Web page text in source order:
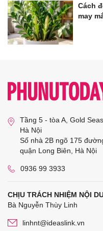
Cách
may
Tầng 5 - tòa A, Gold
Hà Nội
Số nhà 2B ngõ 175
quận Long Biên, Hà Nội
0936 99 3933
CHỊU TRÁCH NHIỆM NỘI
Bà Nguyễn Thùy Linh
linhnt@ideaslink.vn